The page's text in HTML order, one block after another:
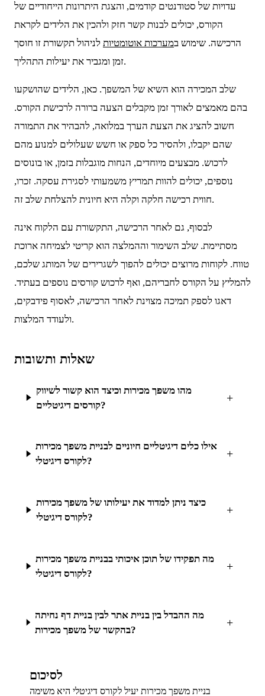
עדויות של סטודנטים קודמים, והצגת היתרונות הייחודיים של
הקורס, יכולים לבנות קשר חזק ולהכין את הלידים לקראת
הרכישה. שימוש במערכות אוטומטיות לניהול תקשורת זו חוסך
זמן ומגביר את יעילות התהליך.
שלב המכירה הוא השיא של המשפך. כאן, הלידים שהושקעו
בהם מאמצים לאורך זמן מקבלים הצעה ברורה לרכישת הקורס.
חשוב להציג את הצעת הערך במלואה, להבהיר את התמורה
שהם יקבלו, ולהסיר כל ספק או חשש שעלולים למנוע מהם
לרכוש. מבצעים מיוחדים, הנחות מוגבלות בזמן, או בונוסים
נוספים, יכולים להוות תמריץ משמעותי לסגירת עסקה. זכרו,
חווית רכישה חלקה וקלה היא חיונית להצלחת שלב זה.
לבסוף, גם לאחר הרכישה, התקשורת עם הלקוח אינה
מסתיימת. שלב השימור וההמלצה הוא קריטי לצמיחה ארוכת
טווח. לקוחות מרוצים יכולים להפוך לשגרירים של המותג שלכם,
להמליץ על הקורס לחבריהם, ואף לרכוש קורסים נוספים בעתיד.
דאגו לספק תמיכה מצוינת לאחר הרכישה, לאסוף פידבקים,
ולעודד המלצות.
שאלות ותשובות
מהו משפך מכירות וכיצד הוא קשור לשיווק
קורסים דיגיטליים?
+
אילו כלים דיגיטליים חיוניים לבניית משפך מכירות
לקורס דיגיטלי?
+
כיצד ניתן למדוד את יעילותו של משפך מכירות
לקורס דיגיטלי?
+
מה תפקידו של תוכן איכותי בבניית משפך מכירות
לקורס דיגיטלי?
+
מה ההבדל בין בניית אתר לבין בניית דף נחיתה
בהקשר של משפך מכירות?
+
לסיכום
בניית משפך מכירות יעיל לקורס דיגיטלי היא משימה